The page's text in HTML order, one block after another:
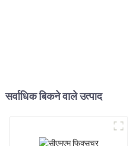
सर्वाधिक बिकने वाले उत्पाद